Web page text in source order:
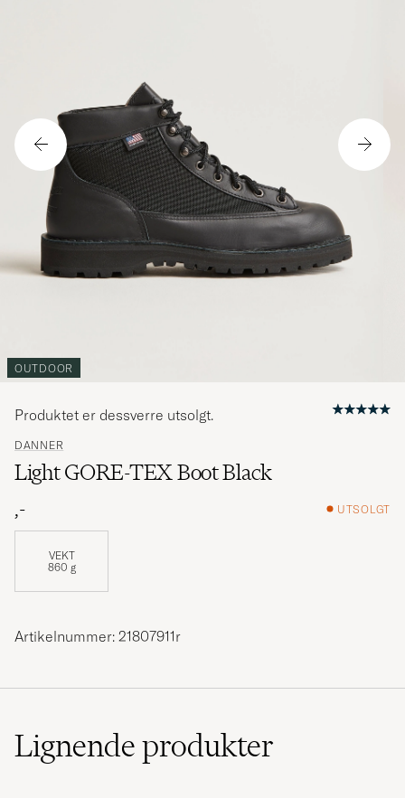
OUTDOOR
DANNER
Light GORE-TEX Boot Black
,-
UTSOLGT
VEKT
860 g
Produktet er dessverre utsolgt.
Artikelnummer: 21807911r
Lignendeprodukter